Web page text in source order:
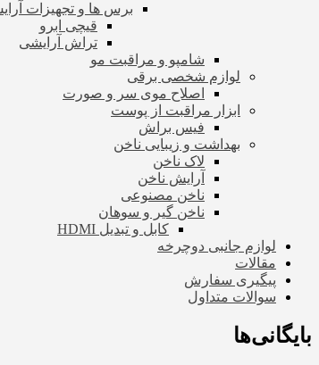
برس ها و تجهیزات
قیچی ابرو
تراش آرایشی
شامپو و مراقبت مو
لوازم شخصی برقی
اصلاح موی سر و صورت
ابزار مراقبت از پوست
فیس براش
بهداشت و زیبایی ناخن
لاک ناخن
آرایش ناخن
ناخن مصنوعی
ناخن گیر و سوهان
کابل و تبدیل HDMI
لوازم جانبی دوچرخه
مقالات
پیگیری سفارش
سوالات متداول
بایگانی‌ها